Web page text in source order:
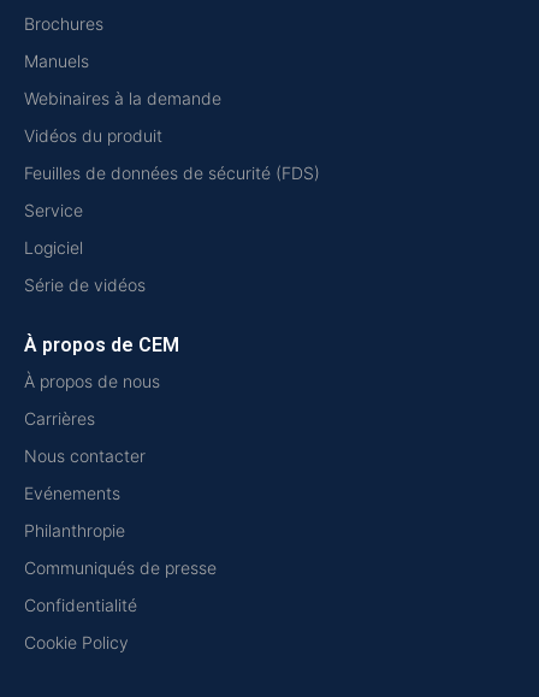
Brochures
Manuels
Webinaires à la demande
Vidéos du produit
Feuilles de données de sécurité (FDS)
Service
Logiciel
Série de vidéos
À propos de CEM
À propos de nous
Carrières
Nous contacter
Evénements
Philanthropie
Communiqués de presse
Confidentialité
Cookie Policy